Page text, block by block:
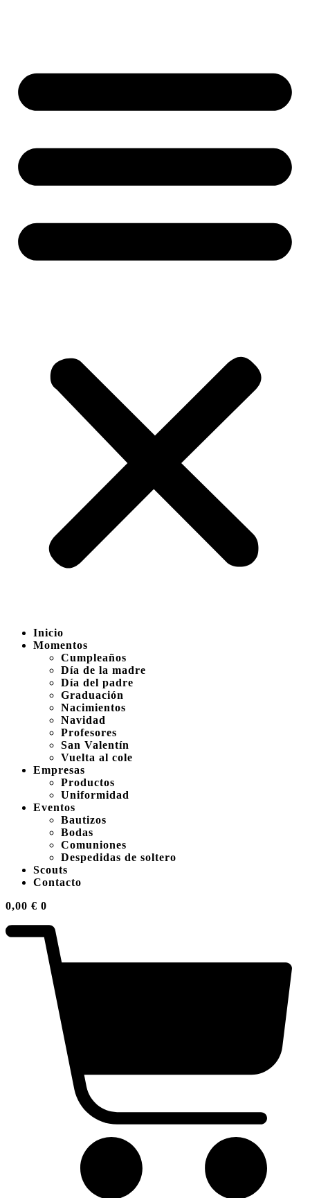
Inicio
Momentos
Cumpleaños
Día de la madre
Día del padre
Graduación
Nacimientos
Navidad
Profesores
San Valentín
Vuelta al cole
Empresas
Productos
Uniformidad
Eventos
Bautizos
Bodas
Comuniones
Despedidas de soltero
Scouts
Contacto
0,00 € 0